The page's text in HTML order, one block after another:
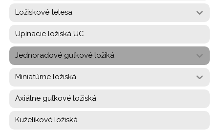
Ložiskové telesa
Upínacie ložiská UC
Jednoradové guľkové ložiká
Miniatúrne ložiská
Axiálne guľkové ložiská
Kuželíkové ložiská